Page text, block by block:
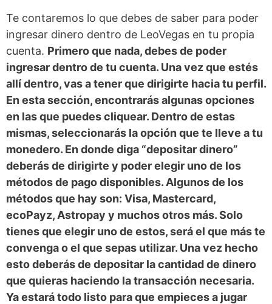
Te contaremos lo que debes de saber para poder
ingresar dinero dentro de LeoVegas en tu propia
cuenta. Primero que nada, debes de poder
ingresar dentro de tu cuenta. Una vez que estés
allí dentro, vas a tener que dirigirte hacia tu perfil.
En esta sección, encontrarás algunas opciones
en las que puedes cliquear. Dentro de estas
mismas, seleccionarás la opción que te lleve a tu
monedero. En donde diga “depositar dinero”
deberás de dirigirte y poder elegir uno de los
métodos de pago disponibles. Algunos de los
métodos que hay son: Visa, Mastercard,
ecoPayz, Astropay y muchos otros más. Solo
tienes que elegir uno de estos, será el que más te
convenga o el que sepas utilizar. Una vez hecho
esto deberás de depositar la cantidad de dinero
que quieras haciendo la transacción necesaria.
Ya estará todo listo para que empieces a jugar